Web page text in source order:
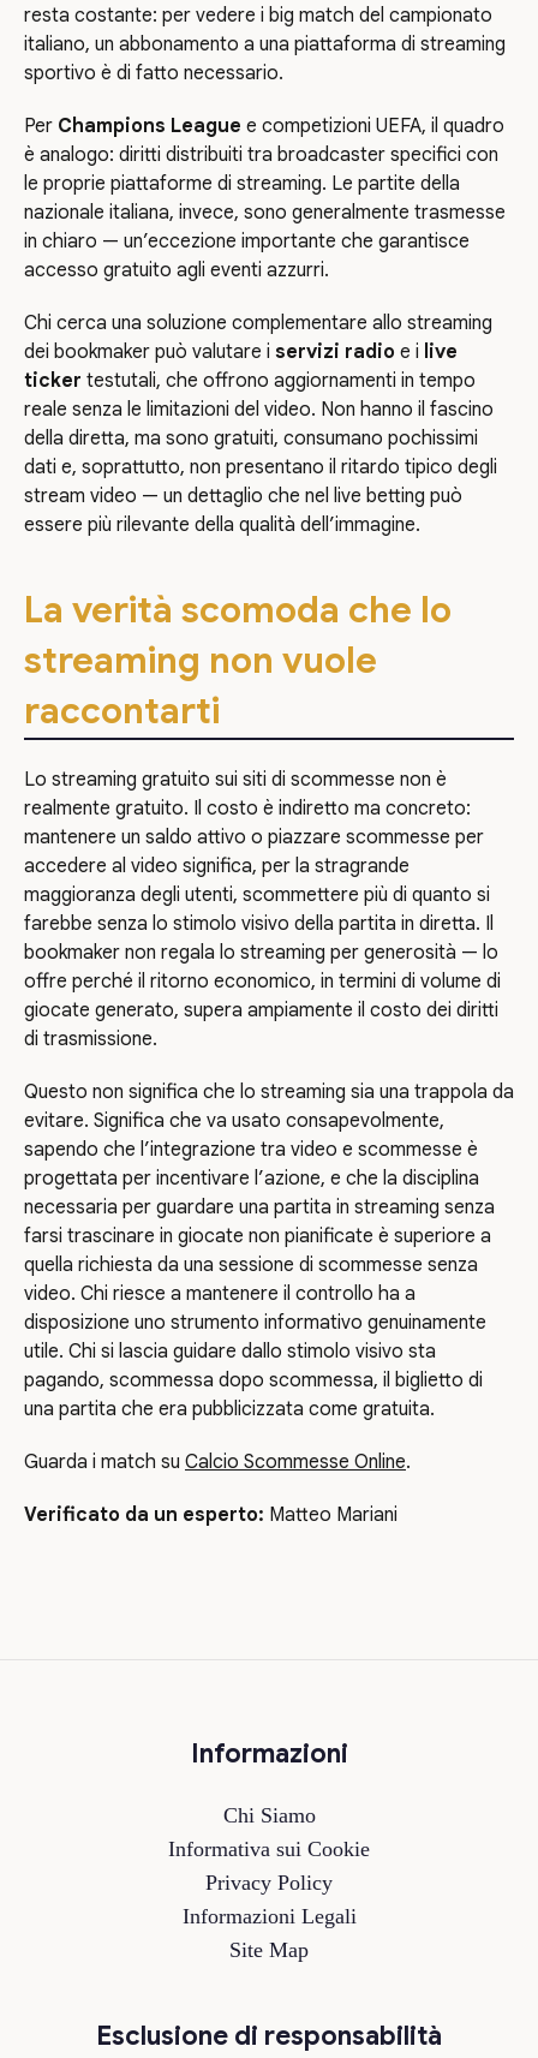
resta costante: per vedere i big match del campionato
italiano, un abbonamento a una piattaforma di streaming
sportivo è di fatto necessario.
Per Champions League e competizioni UEFA, il quadro
è analogo: diritti distribuiti tra broadcaster specifici con
le proprie piattaforme di streaming. Le partite della
nazionale italiana, invece, sono generalmente trasmesse
in chiaro — un’eccezione importante che garantisce
accesso gratuito agli eventi azzurri.
Chi cerca una soluzione complementare allo streaming
dei bookmaker può valutare i servizi radio e i live
ticker testutali, che offrono aggiornamenti in tempo
reale senza le limitazioni del video. Non hanno il fascino
della diretta, ma sono gratuiti, consumano pochissimi
dati e, soprattutto, non presentano il ritardo tipico degli
stream video — un dettaglio che nel live betting può
essere più rilevante della qualità dell’immagine.
La verità scomoda che lo
streaming non vuole
raccontarti
Lo streaming gratuito sui siti di scommesse non è
realmente gratuito. Il costo è indiretto ma concreto:
mantenere un saldo attivo o piazzare scommesse per
accedere al video significa, per la stragrande
maggioranza degli utenti, scommettere più di quanto si
farebbe senza lo stimolo visivo della partita in diretta. Il
bookmaker non regala lo streaming per generosità — lo
offre perché il ritorno economico, in termini di volume di
giocate generato, supera ampiamente il costo dei diritti
di trasmissione.
Questo non significa che lo streaming sia una trappola da
evitare. Significa che va usato consapevolmente,
sapendo che l’integrazione tra video e scommesse è
progettata per incentivare l’azione, e che la disciplina
necessaria per guardare una partita in streaming senza
farsi trascinare in giocate non pianificate è superiore a
quella richiesta da una sessione di scommesse senza
video. Chi riesce a mantenere il controllo ha a
disposizione uno strumento informativo genuinamente
utile. Chi si lascia guidare dallo stimolo visivo sta
pagando, scommessa dopo scommessa, il biglietto di
una partita che era pubblicizzata come gratuita.
Guarda i match su Calcio Scommesse Online.
Verificato da un esperto: Matteo Mariani
Informazioni
Chi Siamo
Informativa sui Cookie
Privacy Policy
Informazioni Legali
Site Map
Esclusione di responsabilità